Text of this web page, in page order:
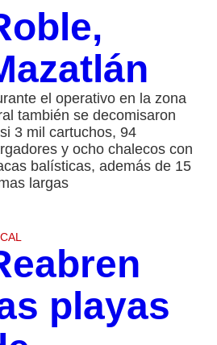
el operativo en la zona
también se decomisaron
3 mil cartuchos, 94
y ocho chalecos con
balísticas, además de 15
largas
playas